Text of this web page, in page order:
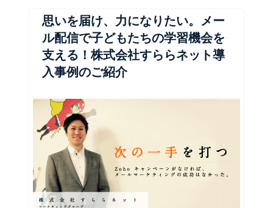
思いを届け、力になりたい。メー
ル配信で子どもたちの学習機会を
支える！株式会社すららネット導
入事例のご紹介